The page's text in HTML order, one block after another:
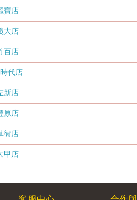
寶店
大店
百店
代店
新店
原店
衙店
甲店